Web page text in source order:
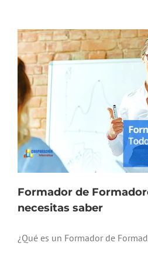
Formador de
necesitas saber
¿Qué es un Formador de